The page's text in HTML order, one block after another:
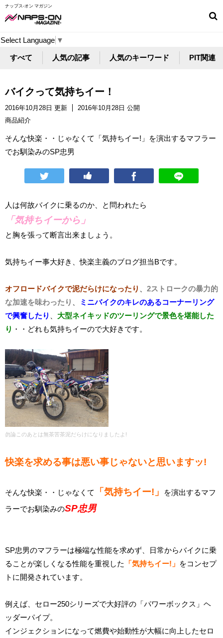
ナップス-オン マガジン
Select Language ▼
すべて 人気の記事 人気のキーワード PIT関連
バイクって気持ちイー！
2016年10月28日 更新
2016年10月28日 公開
商品紹介
そんな快楽・・じゃなくて「気持ちイー!」を演出するマフラー
でお馴染みのSP忠男
人は何故バイクに乗るのか、と問われたら
「気持ちイーから」
と胸を張って断言出来ましょう。
気持ちイー事大好き、快楽主義のブログ担当Bです。
オフロードバイクで泥だらけになったり
2ストロークの暴力的
な加速を味わったり
ミニバイクのキレのあるコーナーリング
で興奮したり
大型ネイキッドのツーリングで景色を堪能した
り ・・どれも気持ちイーので大好きです。
勿論このあとは無茶苦茶泥だらけになりましたよ!
快楽を求める事は悪い事じゃないと思いますッ!
そんな快楽・・じゃなくて 「気持ちイー!」
を演出するマフ
ラーでお馴染みのSP忠男
SP忠男のマフラーは極端な性能を求めず、日常からバイクに乗
ることが楽しくなる性能を重視した
「気持ちイー!」 をコンセプ
トに開発されています。
例えば、セロー250シリーズで大好評の 「パワーボックス」ヘ
ッダーパイプ。
インジェクションになって燃費や始動性が大幅に向上したセロ